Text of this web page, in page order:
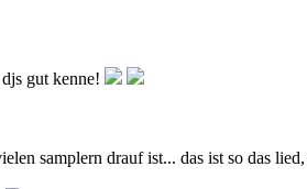
gut kenne!
samplern drauf ist... das ist so das